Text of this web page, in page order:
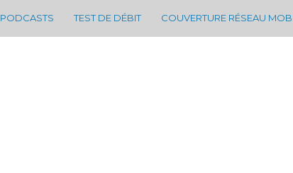
PODCASTS TEST DE DÉBIT COUVERTURE RÉSEAU